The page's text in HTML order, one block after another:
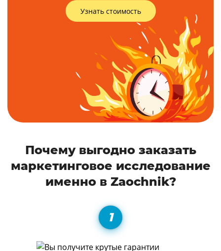
Узнать стоимость
Почему выгодно заказать
маркетинговое исследование
именно в Zaochnik?